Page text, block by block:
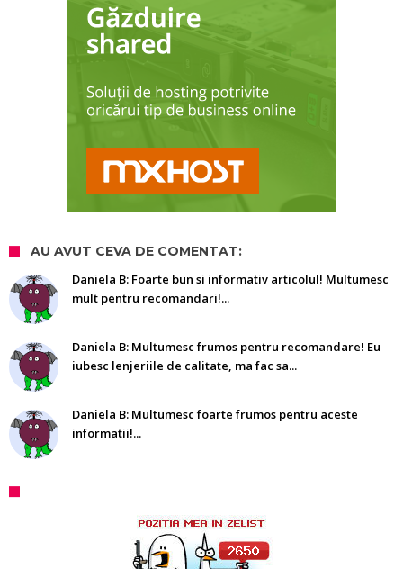
AU AVUT CEVA DE COMENTAT:
Daniela B: Foarte bun si informativ articolul! Multumesc
mult pentru recomandari!...
Daniela B: Multumesc frumos pentru recomandare! Eu
iubesc lenjeriile de calitate, ma fac sa...
Daniela B: Multumesc foarte frumos pentru aceste
informatii!...